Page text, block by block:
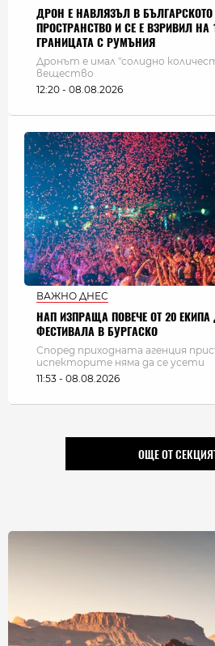
ДРОН Е НАВЛЯЗЪЛ В
ПРОСТРАНСТВО И СЕ Е ВЗРИВИЛ НА
ГРАНИЦАТА С РУМЪНИЯ
Дронът е имал "солидно
вещество
12:20 - 08.08.2026
ВАЖНО ДНЕС
НАП ИЗПРАЩА ПОВЕЧЕ ОТ 20
ФЕСТИВАЛА В БУРГАСКО
Според приходната агенция
испекторите няма да се усети
11:53 - 08.08.2026
ОЩЕ ОТ